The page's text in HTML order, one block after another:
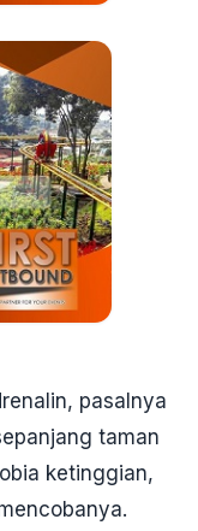
pasalnya
taman
ketinggian,